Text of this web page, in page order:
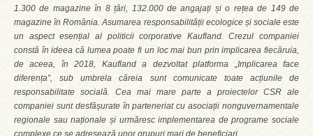
1.300 de magazine în 8 țări, 132.000 de angajați și o rețea de 149 de
magazine în România. Asumarea responsabilității ecologice și sociale este
un aspect esențial al politicii corporative Kaufland. Crezul companiei
constă în ideea că lumea poate fi un loc mai bun prin implicarea fiecăruia,
de aceea, în 2018, Kaufland a dezvoltat platforma „Implicarea face
diferența”, sub umbrela căreia sunt comunicate toate acțiunile de
responsabilitate socială. Cea mai mare parte a proiectelor CSR ale
companiei sunt desfășurate în parteneriat cu asociații nonguvernamentale
regionale sau naționale și urmăresc implementarea de programe sociale
complexe ce se adresează unor grupuri mari de beneficiari.